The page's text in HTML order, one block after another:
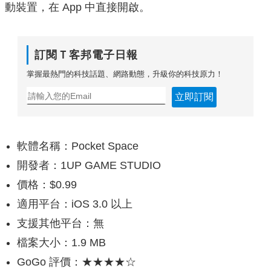
動裝置，在 App 中直接開啟。
訂閱Ｔ客邦電子日報
掌握最熱門的科技話題、網路動態，升級你的科技原力！
立即訂閱
軟體名稱：Pocket Space
開發者：1UP GAME STUDIO
價格：$0.99
適用平台：iOS 3.0 以上
支援其他平台：無
檔案大小：1.9 MB
GoGo 評價：★★★★☆